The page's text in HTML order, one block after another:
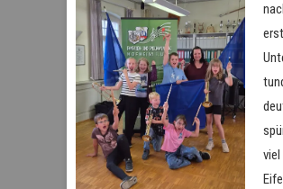
viel